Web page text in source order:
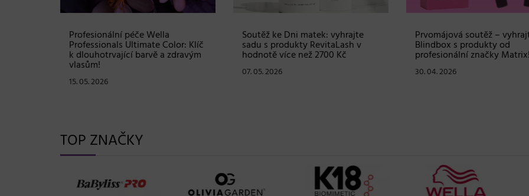
Profesionální péče Wella
Professionals Ultimate Color: Klíč
k dlouhotrvající barvě a zdravým
vlasům!
15. 05. 2026
Soutěž ke Dni matek: vyhrajte
sadu s produkty RevitaLash v
hodnotě více než 2700 Kč
07. 05. 2026
Prvomájová soutěž –
Blindbox s produkty od
profesionální značky Matrix!
30. 04. 2026
TOP ZNAČKY